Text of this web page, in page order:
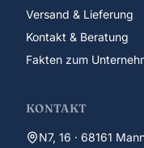
Versand & Lieferung
Kontakt & Beratung
Fakten zum
KONTAKT
N7, 16 · 68161